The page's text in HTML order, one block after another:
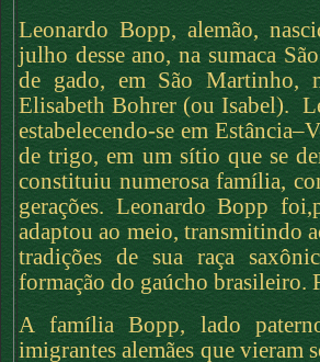
Leonardo Bopp, alemão,
julho desse ano, na sumaca
de gado, em São Martinho,
Elisabeth Bohrer (ou Isabel).
estabelecendo-se em
de trigo, em um sítio que se
constituiu numerosa família,
gerações. Leonardo Bopp
adaptou ao meio, transmitindo
tradições de sua raça
formação do gaúcho brasileiro.
A família Bopp, lado
imigrantes alemães que vieram